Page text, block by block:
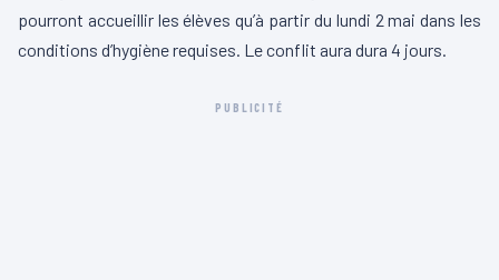
pourront accueillir les élèves qu’à partir du lundi 2 mai dans les
conditions d’hygiène requises. Le conflit aura dura 4 jours.
PUBLICITÉ